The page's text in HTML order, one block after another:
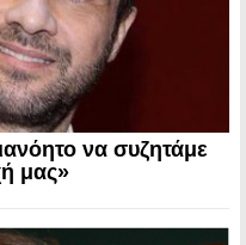
να συζητάμε
μας»